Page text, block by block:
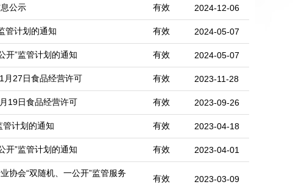
公示 有效 2024-12-06
管计划的通知 有效 2024-05-07
开”监管计划的通知 有效 2024-05-07
月27日食品经营许可 有效 2023-11-28
19日食品经营许可 有效 2023-09-26
计划的通知 有效 2023-04-18
开”监管计划的通知 有效 2023-04-01
协会“双随机、一公开”监管服务
有效 2023-03-09